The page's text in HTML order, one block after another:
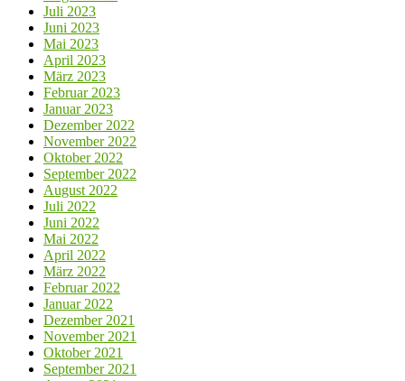
Juli 2023
Juni 2023
Mai 2023
April 2023
März 2023
Februar 2023
Januar 2023
Dezember 2022
November 2022
Oktober 2022
September 2022
August 2022
Juli 2022
Juni 2022
Mai 2022
April 2022
März 2022
Februar 2022
Januar 2022
Dezember 2021
November 2021
Oktober 2021
September 2021